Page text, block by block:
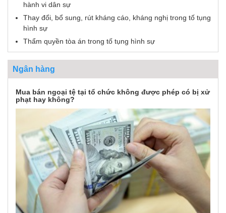
hành vi dân sự
Thay đổi, bổ sung, rút kháng cáo, kháng nghị trong tố tụng
hình sự
Thẩm quyền tòa án trong tố tụng hình sự
Ngân hàng
Mua bán ngoại tệ tại tổ chức không được phép có bị xử
phạt hay không?